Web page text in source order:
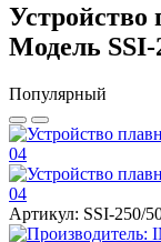
Устройство
Модель SSI-
Популярный
Артикул: SSI-250/